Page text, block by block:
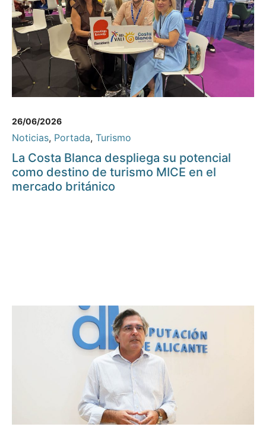
26/06/2026
Noticias, Portada, Turismo
La Costa Blanca despliega su potencial
como destino de turismo MICE en el
mercado británico